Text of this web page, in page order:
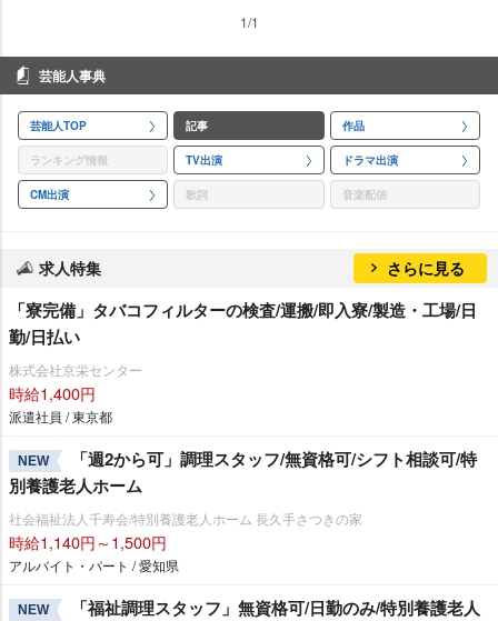
1/1
芸能人事典
芸能人TOP 記事 作品
ランキング情報 TV出演 ドラマ出演
CM出演 歌詞 音楽配信
求人特集 さらに見る
「寮完備」タバコフィルターの検査/運搬/即入寮/製造・工場/日
勤/日払い
株式会社京栄センター
時給1,400円
派遣社員 / 東京都
NEW
「週2から可」調理スタッフ/無資格可/シフト相談可/特
別養護老人ホーム
社会福祉法人千寿会/特別養護老人ホーム 長久手さつきの家
時給1,140円～1,500円
アルバイト・パート / 愛知県
NEW
「福祉調理スタッフ」無資格可/日勤のみ/特別養護老人